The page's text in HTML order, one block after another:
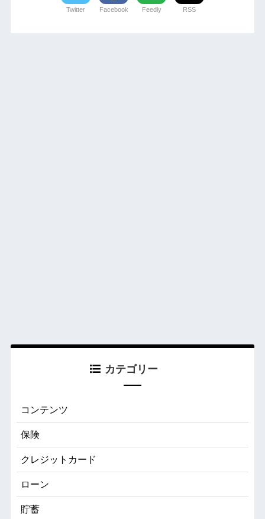
Twitter Facebook Feedly RSS
カテゴリー
コンテンツ
保険
クレジットカード
ローン
貯蓄